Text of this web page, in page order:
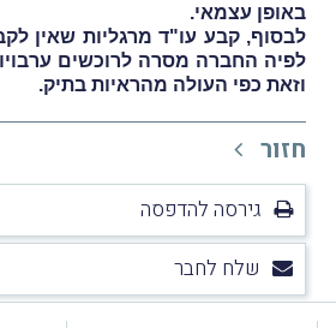
באופן עצמאי.
לבסוף, קבע עו"ד מרגליות שאין
לפיה החברה מסרה לרוכשים
וזאת כפי העולה מהראיות בתיק.
חזור
גירסה להדפסה
שלח לחבר